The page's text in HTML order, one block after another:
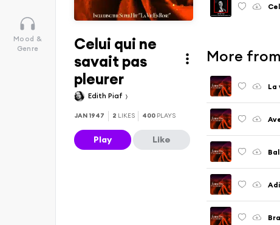
Mood &
Genre
Celui qui ne
savait pas
pleurer
Edith Piaf
JAN 1947 2 LIKES 400 PLAYS
Play Like
More
La